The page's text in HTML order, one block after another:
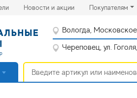
(current)Новости и акции(current)Покупателям
Вологда,
Череповец, ул.